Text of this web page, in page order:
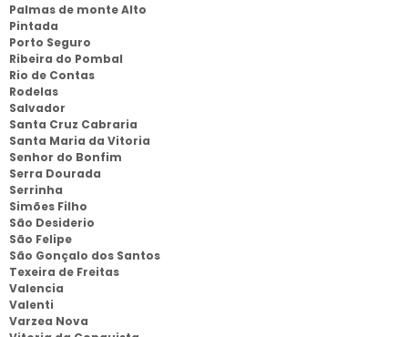
Palmas de monte Alto
Pintada
Porto Seguro
Ribeira do Pombal
Rio de Contas
Rodelas
Salvador
Santa Cruz Cabraria
Santa Maria da Vitoria
Senhor do Bonfim
Serra Dourada
Serrinha
Simões Filho
São Desiderio
São Felipe
São Gonçalo dos Santos
Texeira de Freitas
Valencia
Valenti
Varzea Nova